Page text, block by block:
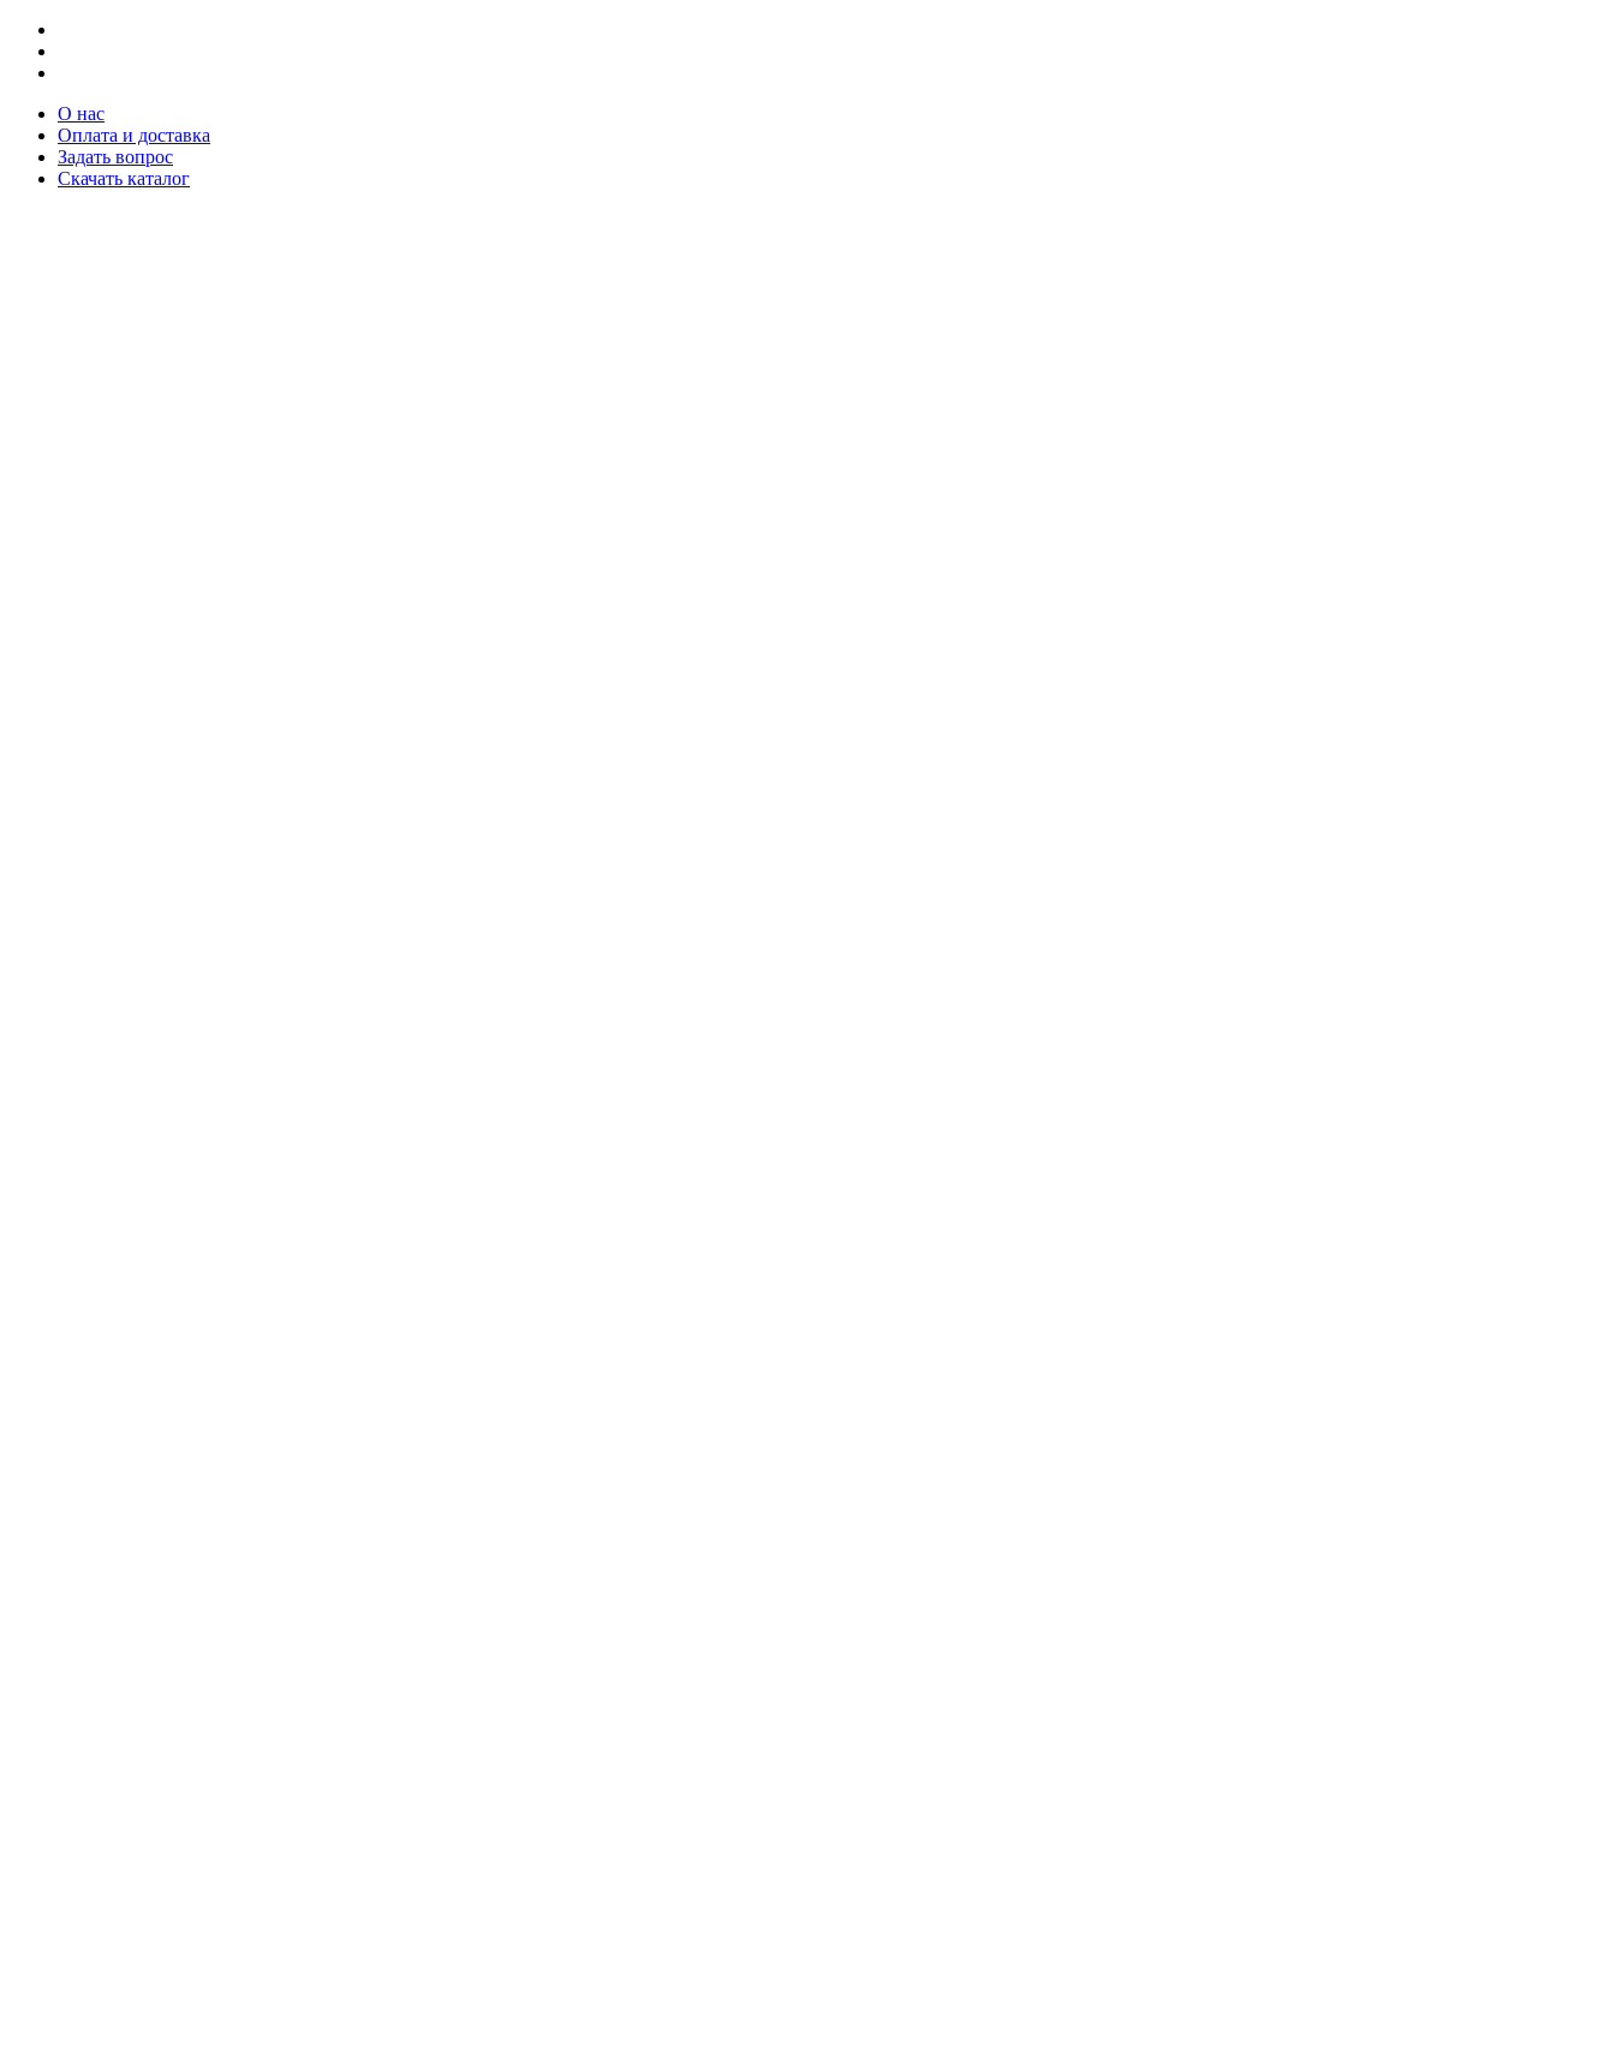
О нас
Оплата и доставка
Задать вопрос
Скачать каталог